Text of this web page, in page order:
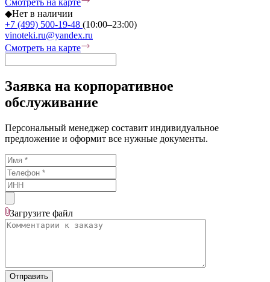
Смотреть на карте
◆Нет в наличии
+7 (499) 500-19-48 (10:00–23:00)
vinoteki.ru@yandex.ru
Смотреть на карте
Заявка на корпоративное
обслуживание
Персональный менеджер составит индивидуальное
предложение и оформит все нужные документы.
Загрузите файл
Отправить